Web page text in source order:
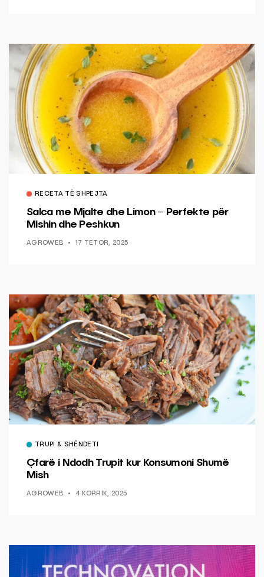
RECETA TË SHPEJTA
Salca me Mjalte dhe Limon – Perfekte për
Mishin dhe Peshkun
AGROWEB 17 TETOR, 2025
TRUPI & SHËNDETI
Çfarë i Ndodh Trupit kur Konsumoni Shumë
Mish
AGROWEB 4 KORRIK, 2025